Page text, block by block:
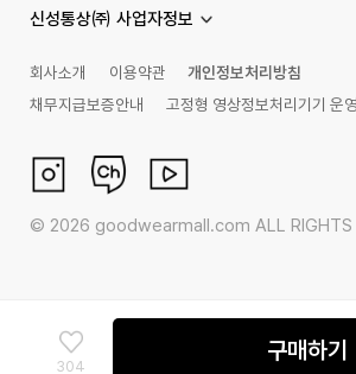
304
구매하기
신성통상㈜ 사업자정보
회사소개 이용약관
개인정보처리방침
채무지급보증안내
고정형 영상정보처리기기 운
© 2026 goodwearmall.com ALL RIGHTS